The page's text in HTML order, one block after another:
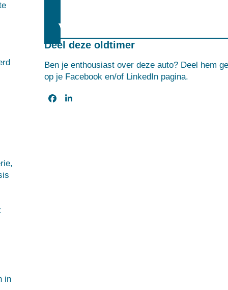
,
in
Deel deze oldtimer
Ben je enthousiast over deze auto? Deel hem
op je Facebook en/of LinkedIn pagina.